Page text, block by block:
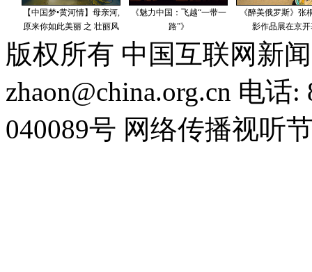
版权所有 中国互联网新
zhaon@china.org.cn 电话
040089号 网络传播视听